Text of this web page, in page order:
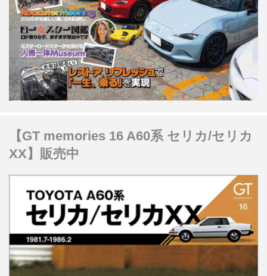
【GT memories 16 A60系 セリカ/セリカ
XX】販売中